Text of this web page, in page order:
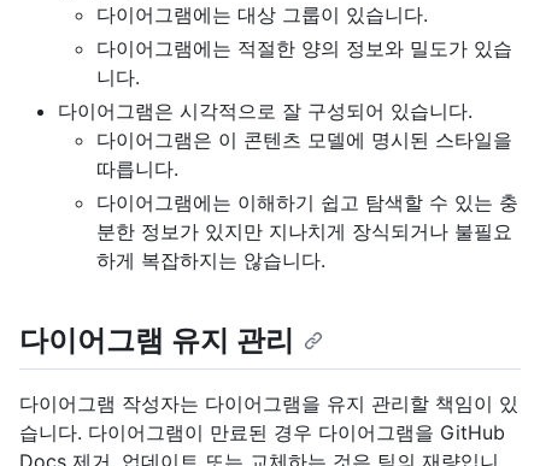
다이어그램에는 대상 그룹이 있습니다.
다이어그램에는 적절한 양의 정보와 밀도가 있습
니다.
다이어그램은 시각적으로 잘 구성되어 있습니다.
다이어그램은 이 콘텐츠 모델에 명시된 스타일을
따릅니다.
다이어그램에는 이해하기 쉽고 탐색할 수 있는 충
분한 정보가 있지만 지나치게 장식되거나 불필요
하게 복잡하지는 않습니다.
다이어그램 유지 관리
다이어그램 작성자는 다이어그램을 유지 관리할 책임이 있
습니다. 다이어그램이 만료된 경우 다이어그램을 GitHub
Docs 제거, 업데이트 또는 교체하는 것은 팀의 재량입니